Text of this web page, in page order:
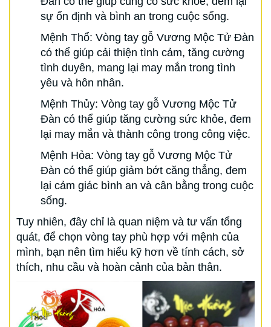
sự ổn định và bình an trong cuộc sống.
Mệnh Thổ: Vòng tay gỗ Vương Mộc Tử Đàn
có thể giúp cải thiện tình cảm, tăng cường
tình duyên, mang lại may mắn trong tình
yêu và hôn nhân.
Mệnh Thủy: Vòng tay gỗ Vương Mộc Tử
Đàn có thể giúp tăng cường sức khỏe, đem
lại may mắn và thành công trong công việc.
Mệnh Hỏa: Vòng tay gỗ Vương Mộc Tử
Đàn có thể giúp giảm bớt căng thẳng, đem
lại cảm giác bình an và cân bằng trong cuộc
sống.
Tuy nhiên, đây chỉ là quan niệm và tư vấn tổng
quát, để chọn vòng tay phù hợp với mệnh của
mình, bạn nên tìm hiểu kỹ hơn về tính cách, sở
thích, nhu cầu và hoàn cảnh của bản thân.